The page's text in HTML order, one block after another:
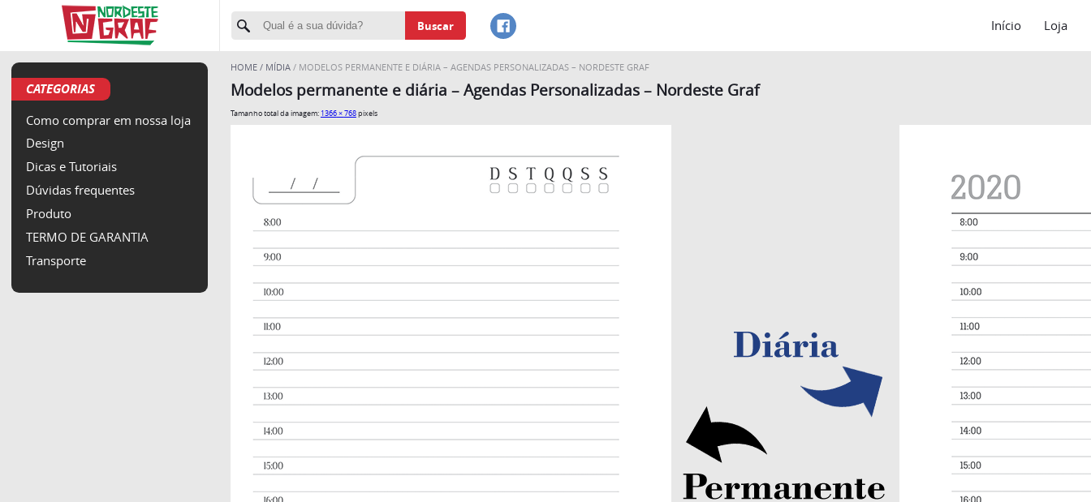
Buscar Início Loja
CATEGORIAS
Como comprar em nossa loja
Design
Dicas e Tutoriais
Dúvidas frequentes
Produto
TERMO DE GARANTIA
Transporte
HOME MÍDIA MODELOS PERMANENTE E DIÁRIA – AGENDAS PERSONALIZADAS – NORDESTE GRAF
Modelos permanente e diária – Agendas Personalizadas – Nordeste Graf
Tamanho total da imagem: 1366×768pixels